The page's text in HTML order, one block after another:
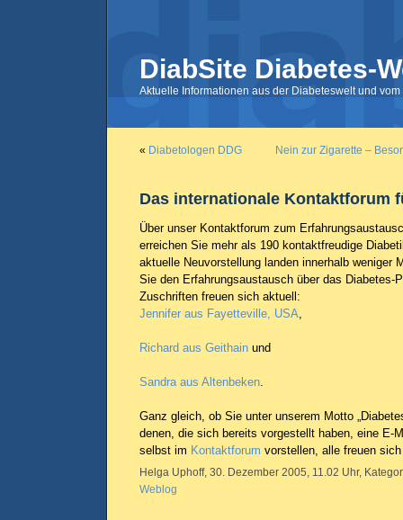
DiabSite Diabetes-
Aktuelle Informationen aus der Diabeteswelt und
« Diabetologen DDG Nein zur Zigarette –
Das internationale Kontaktforum
Über unser Kontaktforum zum
erreichen Sie mehr als 190 kontaktfreudige
aktuelle Neuvorstellung landen innerhalb weniger
Sie den Erfahrungsaustausch über das Diabetes-
Zuschriften freuen sich aktuell:
Jennifer aus Fayetteville, USA,
Richard aus Geithain und
Sandra aus Altenbeken.
Ganz gleich, ob Sie unter unserem Motto
denen, die sich bereits vorgestellt haben, eine E-
selbst im Kontaktforum vorstellen, alle freuen
Helga Uphoff, 30. Dezember 2005, 11.02 Uhr,
Weblog